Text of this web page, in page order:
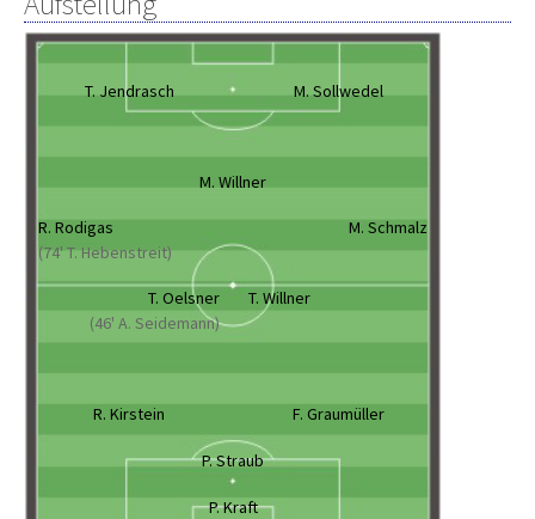
T. Jendrasch M. Sollwedel
M. Willner
R. Rodigas
(74' T. Hebenstreit)
M. Schmalz
T. Oelsner
(46' A. Seidemann)
T. Willner
R. Kirstein F. Graumüller
P. Straub
P. Kraft